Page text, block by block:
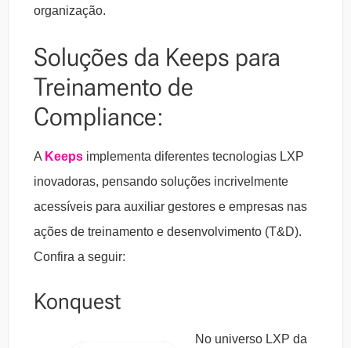
organização.
Soluções da Keeps para
Treinamento de
Compliance:
A Keeps implementa diferentes tecnologias LXP
inovadoras, pensando soluções incrivelmente
acessíveis para auxiliar gestores e empresas nas
ações de treinamento e desenvolvimento (T&D).
Confira a seguir:
Konquest
No universo LXP da